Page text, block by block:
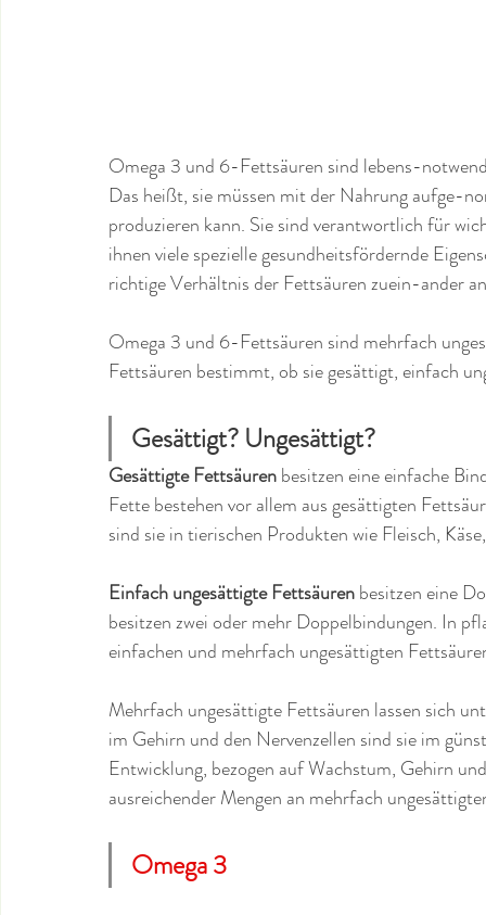
Omega 3 und 6-Fettsäuren sind lebens-
Das heißt, sie müssen mit der Nahrung aufge-
produzieren kann. Sie sind verantwortlich für
ihnen viele spezielle gesundheitsfördernde
richtige Verhältnis der Fettsäuren zuein-ander
Omega 3 und 6-Fettsäuren sind mehrfach
Fettsäuren bestimmt, ob sie gesättigt, einfach
Gesättigt? Ungesättigt?
Gesättigte Fettsäuren besitzen eine einfache
Fette bestehen vor allem aus gesättigten
sind sie in tierischen Produkten wie Fleisch,
Einfach ungesättigte Fettsäuren besitzen eine
besitzen zwei oder mehr Doppelbindungen. In
einfachen und mehrfach ungesättigten
Mehrfach ungesättigte Fettsäuren lassen sich
im Gehirn und den Nervenzellen sind sie im
Entwicklung, bezogen auf Wachstum, Gehirn
ausreichender Mengen an mehrfach
Omega 3